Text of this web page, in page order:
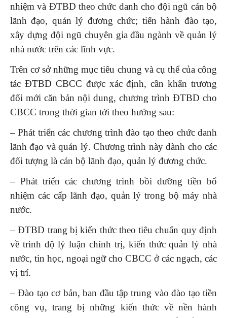
nhiệm và ĐTBD theo chức danh cho đội ngũ cán bộ
lãnh đạo, quản lý đương chức; tiến hành đào tạo,
xây dựng đội ngũ chuyên gia đầu ngành về quản lý
nhà nước trên các lĩnh vực.
Trên cơ sở những mục tiêu chung và cụ thể của công
tác ĐTBD CBCC được xác định, cần khẩn trương
đổi mới căn bản nội dung, chương trình ĐTBD cho
CBCC trong thời gian tới theo hướng sau:
– Phát triển các chương trình đào tạo theo chức danh
lãnh đạo và quản lý. Chương trình này dành cho các
đối tượng là cán bộ lãnh đạo, quản lý đương chức.
– Phát triển các chương trình bồi dưỡng tiền bổ
nhiệm các cấp lãnh đạo, quản lý trong bộ máy nhà
nước.
– ĐTBD trang bị kiến thức theo tiêu chuẩn quy định
về trình độ lý luận chính trị, kiến thức quản lý nhà
nước, tin học, ngoại ngữ cho CBCC ở các ngạch, các
vị trí.
– Đào tạo cơ bản, ban đầu tập trung vào đào tạo tiền
công vụ, trang bị những kiến thức về nền hành